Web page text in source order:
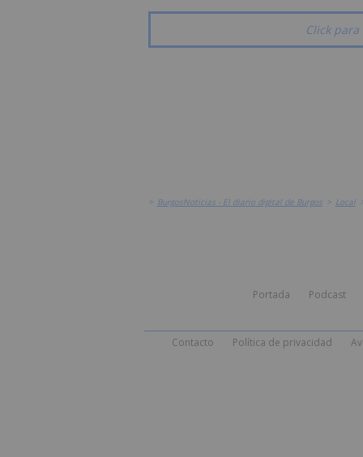
Click
> BurgosNoticias - El diario digital de Burgos > Local
Portada Podcast
Contacto Política de privacidad